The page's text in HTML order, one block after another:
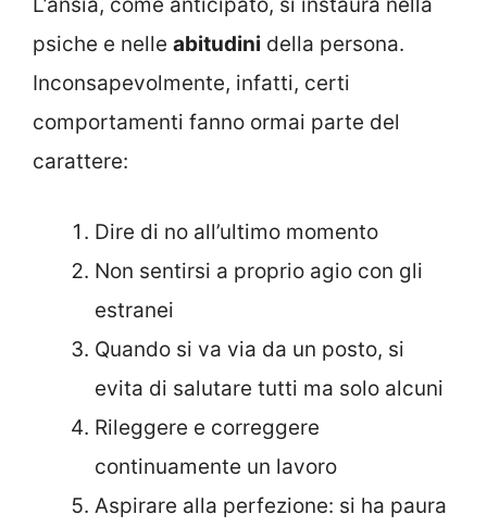
L’ansia, come anticipato, si instaura nella
psiche e nelle abitudini della persona.
Inconsapevolmente, infatti, certi
comportamenti fanno ormai parte del
carattere:
Dire di no all’ultimo momento
Non sentirsi a proprio agio con gli
estranei
Quando si va via da un posto, si
evita di salutare tutti ma solo alcuni
Rileggere e correggere
continuamente un lavoro
Aspirare alla perfezione: si ha paura